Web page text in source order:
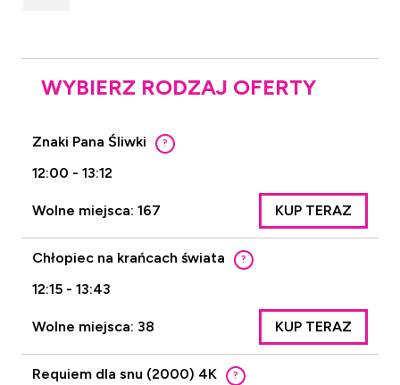
WYBIERZ RODZAJ OFERTY
Znaki Pana Śliwki ?
12:00 - 13:12
Wolne miejsca: 167 KUP TERAZ
Chłopiec na krańcach świata ?
12:15 - 13:43
Wolne miejsca: 38 KUP TERAZ
Requiem dla snu (2000) 4K ?